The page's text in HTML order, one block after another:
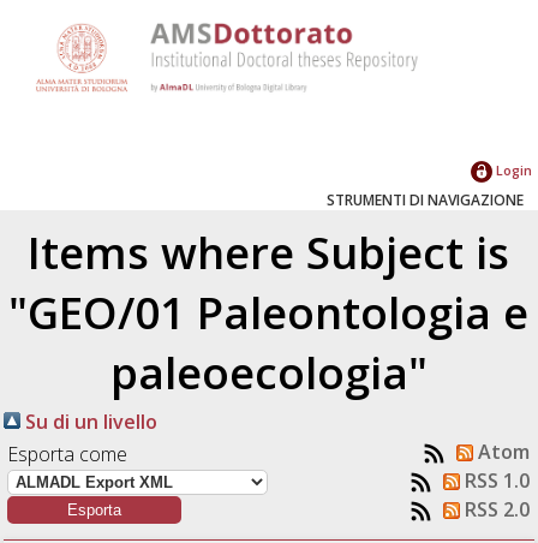
Login
STRUMENTI DI NAVIGAZIONE
Items where Subject is
"GEO/01 Paleontologia e
paleoecologia"
Su di un livello
Esporta come
Atom
RSS 1.0
RSS 2.0